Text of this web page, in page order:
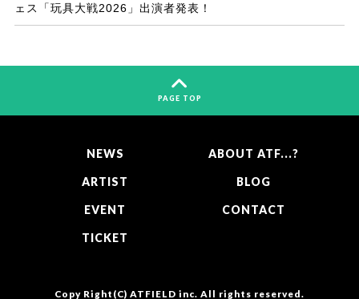
ェス「玩具大戦2026」出演者発表！
PAGE TOP
NEWS
ARTIST
EVENT
TICKET
ABOUT ATF...?
BLOG
CONTACT
Copy Right(C) ATFIELD inc. All rights reserved.